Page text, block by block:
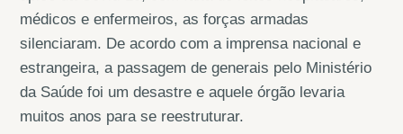
médicos e enfermeiros, as forças armadas
silenciaram. De acordo com a imprensa nacional e
estrangeira, a passagem de generais pelo Ministério
da Saúde foi um desastre e aquele órgão levaria
muitos anos para se reestruturar.